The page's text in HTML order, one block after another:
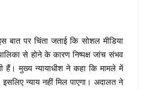
पर चिंता जताई कि सोशल मीडिया
से होने के कारण निष्पक्ष जांच संभव
हैं। मुख्य न्यायाधीश ने कहा कि मामले में
न्याय नहीं मिल पाएगा। अदालत ने